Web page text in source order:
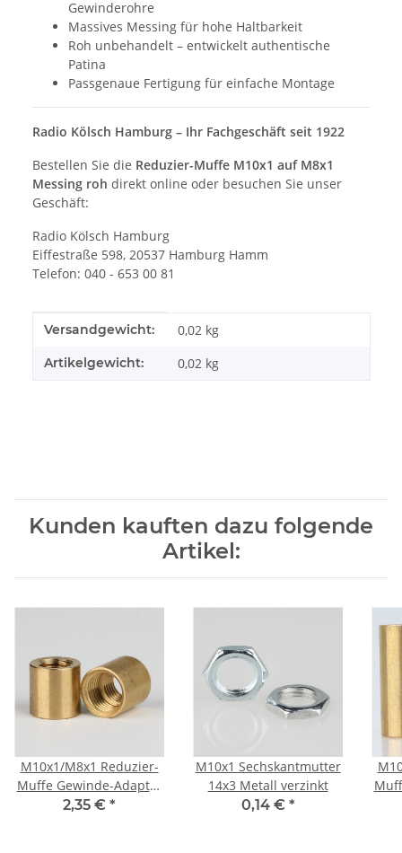
Gewinderohre
Massives Messing für hohe Haltbarkeit
Roh unbehandelt – entwickelt authentische
Patina
Passgenaue Fertigung für einfache Montage
Radio Kölsch Hamburg – Ihr Fachgeschäft seit 1922
Bestellen Sie die Reduzier-Muffe M10x1 auf M8x1
Messing roh direkt online oder besuchen Sie unser
Geschäft:
Radio Kölsch Hamburg
Eiffestraße 598, 20537 Hamburg Hamm
Telefon: 040 - 653 00 81
Produkteigenschaft
Wert
Versandgewicht: 0,02 kg
Artikelgewicht: 0,02 kg
Kunden kauften dazu folgende
Artikel:
M10x1/M8x1 Reduzier-
Muffe Gewinde-Adapter
12x12mm Messing roh
2,35 € *
M10x1 Sechskantmutter
14x3 Metall verzinkt
0,14 € *